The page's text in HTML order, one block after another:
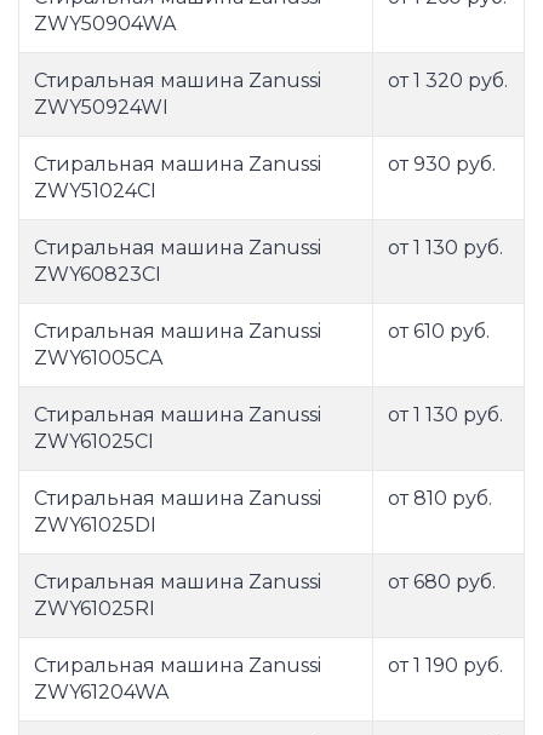
ZWY50904WA
Стиральная машина Zanussi
ZWY50924WI
от 1 320 руб.
Стиральная машина Zanussi
ZWY51024CI
от 930 руб.
Стиральная машина Zanussi
ZWY60823CI
от 1 130 руб.
Стиральная машина Zanussi
ZWY61005CA
от 610 руб.
Стиральная машина Zanussi
ZWY61025CI
от 1 130 руб.
Стиральная машина Zanussi
ZWY61025DI
от 810 руб.
Стиральная машина Zanussi
ZWY61025RI
от 680 руб.
Стиральная машина Zanussi
ZWY61204WA
от 1 190 руб.